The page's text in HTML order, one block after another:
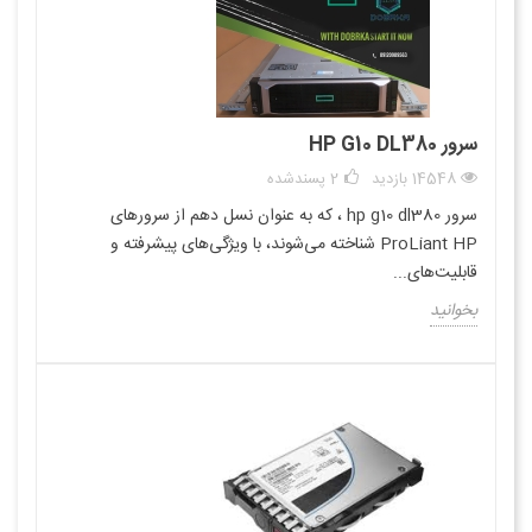
سرور HP G10 DL380
14548 بازدید 2 پسندشده
سرور hp g10 dl380 ، که به عنوان نسل دهم از سرورهای
ProLiant HP شناخته می‌شوند، با ویژگی‌های پیشرفته و
قابلیت‌های...
بخوانید